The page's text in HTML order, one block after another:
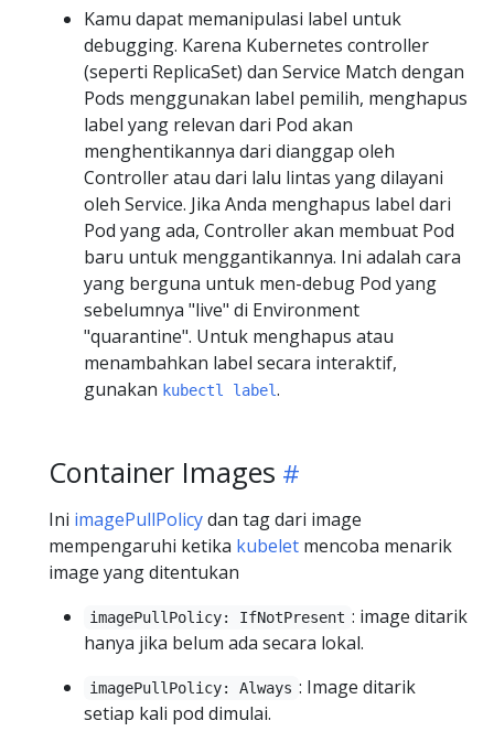
Kamu dapat memanipulasi label untuk
debugging. Karena Kubernetes controller
(seperti ReplicaSet) dan Service Match dengan
Pods menggunakan label pemilih, menghapus
label yang relevan dari Pod akan
menghentikannya dari dianggap oleh
Controller atau dari lalu lintas yang dilayani
oleh Service. Jika Anda menghapus label dari
Pod yang ada, Controller akan membuat Pod
baru untuk menggantikannya. Ini adalah cara
yang berguna untuk men-debug Pod yang
sebelumnya "live" di Environment
"quarantine". Untuk menghapus atau
menambahkan label secara interaktif,
gunakan kubectl label.
Container Images
Ini imagePullPolicydan tag dari image
mempengaruhi ketika kubelet mencoba menarik
image yang ditentukan
imagePullPolicy: IfNotPresent : image ditarik
hanya jika belum ada secara lokal.
imagePullPolicy: Always : Image ditarik
setiap kali pod dimulai.